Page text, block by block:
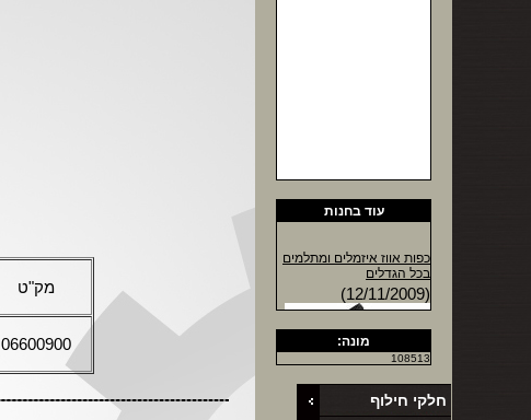
עוד בחנות
כפות אווז איזמלים ומתלמים
בכל הגדלים
(12/11/2009)
מונה:
108513
חלקי חילוף
מק"ט
06600900